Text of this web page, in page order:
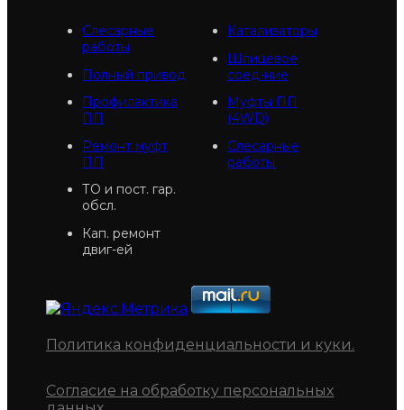
Слесарные
работы
Полный привод
Профилактика
ПП
Ремонт муфт
ПП
ТО и пост. гар.
обсл.
Кап. ремонт
двиг-ей
Катализаторы
Шлицевое
соед-ние
Муфты ПП
(4WD)
Слесарные
работы
Политика конфиденциальности и куки.
Согласие на обработку персональных